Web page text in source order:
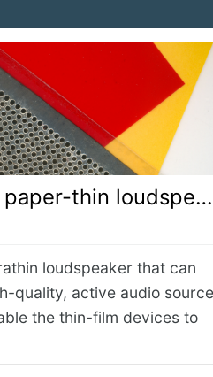
Researchers develop a paper-thin loudspeaker | MIT News | Massachusetts Institute of Technology
loudspeaker that can
quality, active audio
the thin-film devices to